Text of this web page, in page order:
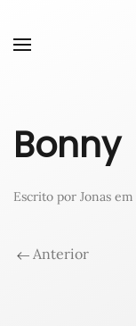
Bonny
Escrito por Jonas em
Anterior